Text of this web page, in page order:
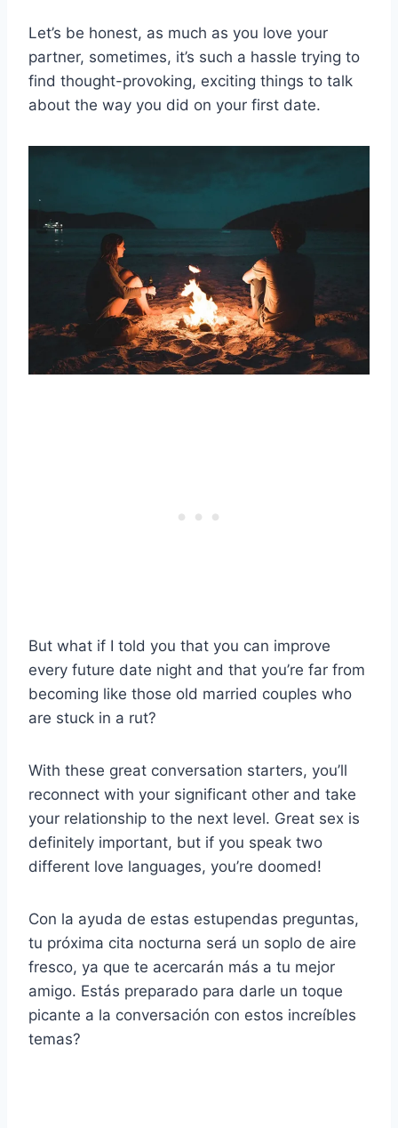
Let’s be honest, as much as you love your
partner, sometimes, it’s such a hassle trying to
find thought-provoking, exciting things to talk
about the way you did on your first date.
But what if I told you that you can improve
every future date night and that you’re far from
becoming like those old married couples who
are stuck in a rut?
With these great conversation starters, you’ll
reconnect with your significant other and take
your relationship to the next level. Great sex is
definitely important, but if you speak two
different love languages, you’re doomed!
Con la ayuda de estas estupendas preguntas,
tu próxima cita nocturna será un soplo de aire
fresco, ya que te acercarán más a tu mejor
amigo. Estás preparado para darle un toque
picante a la conversación con estos increíbles
temas?